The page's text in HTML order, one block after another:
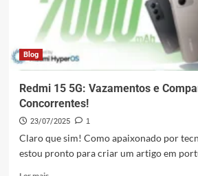
Gama
Média
Blog
Redmi 15 5G: Vazamentos e
Concorrentes!
23/07/2025 1
Claro que sim! Como apaixonado por
estou pronto para criar um artigo em
Leia